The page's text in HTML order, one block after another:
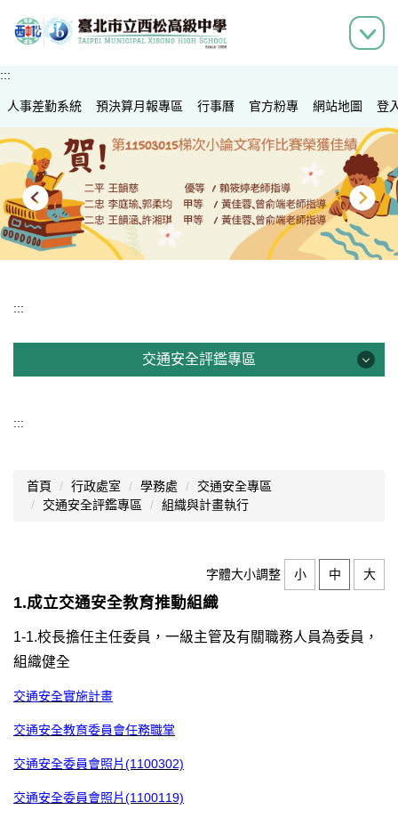
到
容
區
:::
人事差勤系統 預決算月報專區 行事曆 官方粉專 網站地圖 登
:::
交通安全評鑑專區
教學與輔導
:::
首頁 行政處室 學務處
交通安全專區
交通安全評鑑專區
組織與計畫執行
字體大小調整 小 中 大
1.成立交通安全教育推動組織
1-1.校長擔任主任委員，一級主管及有關職務人員為委員，
組織健全
交通安全實施計畫
交通安全教育委員會任務職掌
交通安全委員會照片(1100302)
交通安全委員會照片(1100119)